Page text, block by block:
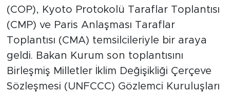
(COP), Kyoto Protokolü Taraflar Toplantısı
(CMP) ve Paris Anlaşması Taraflar
Toplantısı (CMA) temsilcileriyle bir araya
geldi. Bakan Kurum son toplantısını
Birleşmiş Milletler İklim Değişikliği Çerçeve
Sözleşmesi (UNFCCC) Gözlemci Kuruluşları